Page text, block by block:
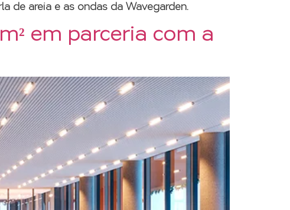
de areia e as ondas da Wavegarden.
em parceria com a